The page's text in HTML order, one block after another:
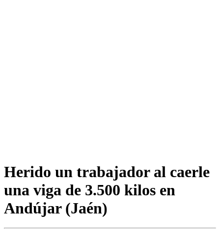
Herido un trabajador al caerle
una viga de 3.500 kilos en
Andújar (Jaén)